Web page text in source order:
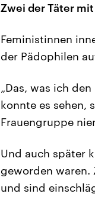
Zwei der Täter
Feministinnen
der Pädophilen
„Das, was ich
konnte es sehen,
Frauengruppe
Und auch später
geworden waren.
und sind